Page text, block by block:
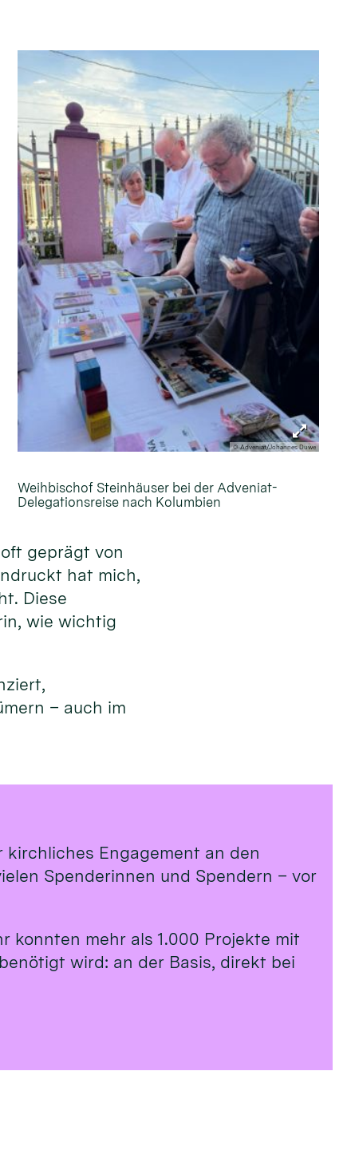
© Adveniat/Johannes Duwe
Weihbischof Steinhäuser bei der Adveniat-
Delegationsreise nach Kolumbien
geprägt von
hat mich,
Diese
wie wichtig
– auch im
Engagement an den
Spenderinnen und Spendern – vor
konnten mehr als 1.000 Projekte mit
wird: an der Basis, direkt bei